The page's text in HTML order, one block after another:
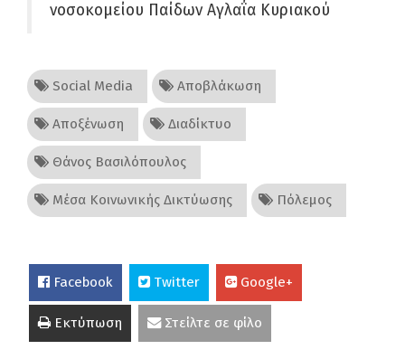
νοσοκομείου Παίδων Αγλαΐα Κυριακού
Social Media Αποβλάκωση
Αποξένωση Διαδίκτυο
Θάνος Βασιλόπουλος
Μέσα Κοινωνικής Δικτύωσης Πόλεμος
Facebook Twitter Google+
Εκτύπωση Στείλτε σε φίλο